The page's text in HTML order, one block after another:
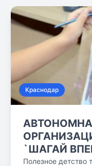
Краснодар
`ШАГАЙ
Полезное детство